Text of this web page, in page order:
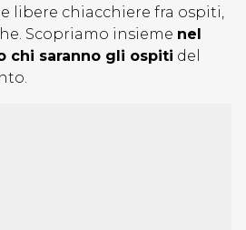
libere chiacchiere fra ospiti,
Scopriamo insieme nel
chi saranno gli ospiti del